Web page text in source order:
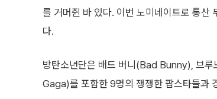
를 거머쥔 바 있다. 이번 노미네이트로 통산
다.
방탄소년단은 배드 버니(Bad Bunny), 브
Gaga)를 포함한 9명의 쟁쟁한 팝스타들과